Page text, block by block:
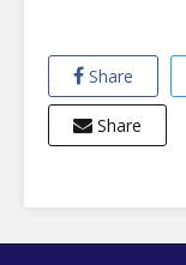
Share
Share